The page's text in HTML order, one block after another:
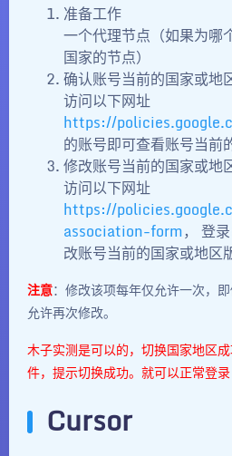
准备工作
一个代理节点（如果为哪
国家的节点）
确认账号当前的国家或地
访问以下网址
https://
的账号即可查看账号当前
修改账号当前的国家或地
访问以下网址
https://
association-form， 登
改账号当前的国家或地区
注意：修改该项每年仅允许一次，
允许再次修改。
木子实测是可以的，切换国家地区
件，提示切换成功。就可以正常登
Cursor